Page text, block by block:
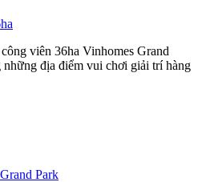
viên 36ha Vinhomes Grand
những địa điểm vui chơi giải trí hàng
Park